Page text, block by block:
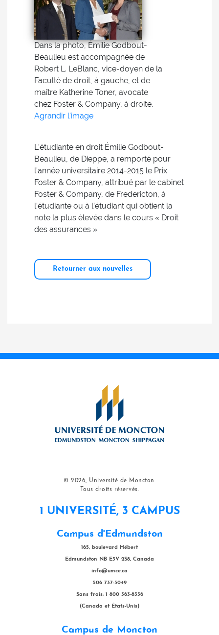
Dans la photo, Émilie Godbout-
Beaulieu est accompagnée de
Robert L. LeBlanc, vice-doyen de la
Faculté de droit, à gauche, et de
maître Katherine Toner, avocate
chez Foster & Company, à droite.
Agrandir l'image
L’étudiante en droit Émilie Godbout-
Beaulieu, de Dieppe, a remporté pour
l’année universitaire 2014-2015 le Prix
Foster & Company, attribué par le cabinet
Foster & Company, de Fredericton, à
l’étudiante ou à l’étudiant qui obtient la
note la plus élevée dans le cours « Droit
des assurances ».
Retourner aux nouvelles
© 2026, Université de Moncton.
Tous droits réservés.
1 UNIVERSITÉ, 3 CAMPUS
Campus d'Edmundston
165, boulevard Hébert
Edmundston NB E3V 2S8, Canada
info@umce.ca
506 737-5049
Sans frais: 1 800 363-8336
(Canada et États-Unis)
Campus de Moncton